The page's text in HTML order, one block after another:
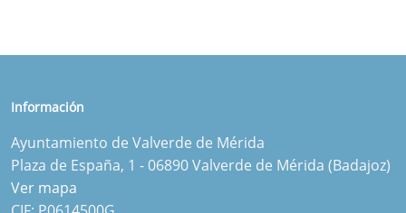
Información
Ayuntamiento de Valverde de Mérida
Plaza de España, 1 - 06890 Valverde de Mérida (Badajoz)
Ver mapa